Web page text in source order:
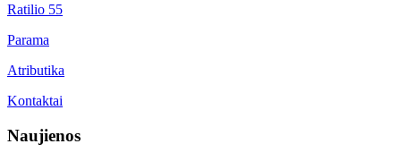
Ratilio 55
Parama
Atributika
Kontaktai
Naujienos